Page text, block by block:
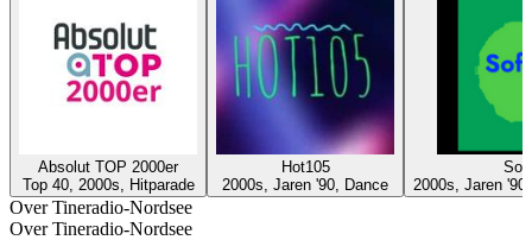
Absolut TOP 2000er
Top 40, 2000s, Hitparade
Hot105
2000s, Jaren '90, Dance
2000s, Jaren
Over Tineradio-Nordsee
Over Tineradio-Nordsee